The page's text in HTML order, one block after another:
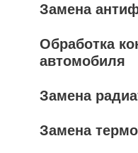
Замена
Обработка
автомобиля
Замена
Замена